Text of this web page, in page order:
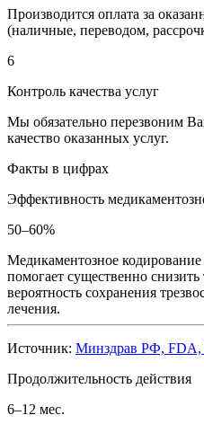
Производится оплата за
(наличные, переводом,
6
Контроль качества услуг
Мы обязательно перезвоним
качество оказанных услуг.
Факты в цифрах
Эффективность
50–60%
Медикаментозное
помогает существенно
вероятность сохранения
лечения.
Источник: Минздрав РФ, FDA,
Продолжительность действия
6–12 мес.